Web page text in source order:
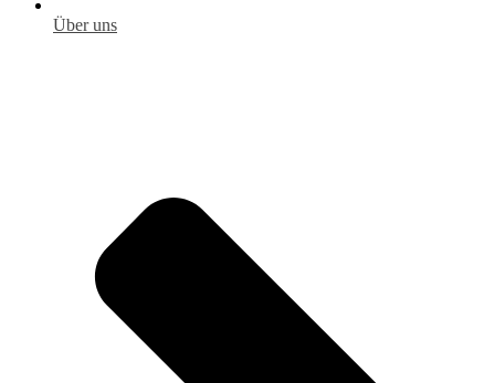
Über uns